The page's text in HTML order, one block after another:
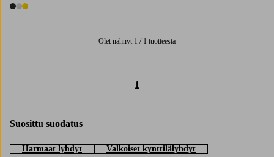
3 värejä
Olet nähnyt 1 / 1 tuotteesta
1
Suosittu suodatus
Harmaat lyhdyt
Valkoiset kynttilälyhdyt